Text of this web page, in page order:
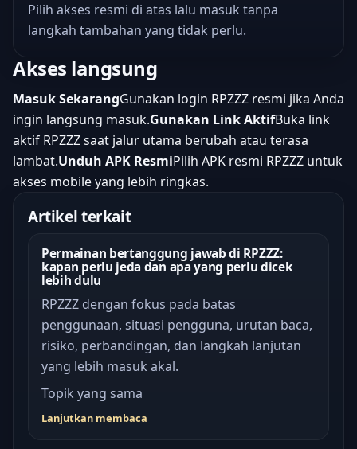
Pilih akses resmi di atas lalu masuk tanpa
langkah tambahan yang tidak perlu.
Akses langsung
Masuk SekarangGunakan login RPZZZ resmi jika Anda
ingin langsung masuk.Gunakan Link AktifBuka link
aktif RPZZZ saat jalur utama berubah atau terasa
lambat.Unduh APK ResmiPilih APK resmi RPZZZ untuk
akses mobile yang lebih ringkas.
Artikel terkait
Permainan bertanggung jawab di RPZZZ:
kapan perlu jeda dan apa yang perlu dicek
lebih dulu
RPZZZ dengan fokus pada batas
penggunaan, situasi pengguna, urutan baca,
risiko, perbandingan, dan langkah lanjutan
yang lebih masuk akal.
Topik yang sama
Lanjutkan membaca